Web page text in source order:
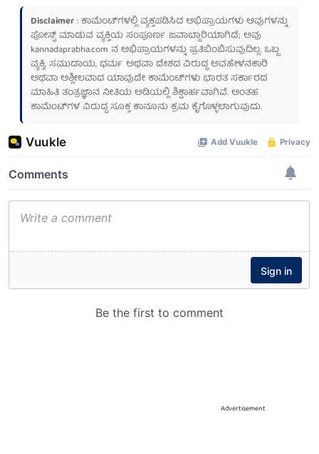
Disclaimer: ಕಾಮೆಂಟ್‌ಗಳಲ್ಲಿ ವ್ಯಕ್ತಪಡಿಸಿದ ಅಭಿಪ್ರಾಯಗಳು ಅವುಗಳನ್ನು
ಪೋಸ್ಟ್ ಮಾಡುವ ವ್ಯಕ್ತಿಯ ಸಂಪೂರ್ಣ ಜವಾಬ್ದಾರಿಯಾಗಿದೆ; ಅವು
kannadaprabha.com ನ ಅಭಿಪ್ರಾಯಗಳನ್ನು ಪ್ರತಿಬಿಂಬಿಸುವುದಿಲ್ಲ. ಒಬ್ಬ
ವ್ಯಕ್ತಿ, ಸಮುದಾಯ, ಧರ್ಮ ಅಥವಾ ದೇಶದ ವಿರುದ್ಧ ಅವಹೇಳನಕಾರಿ
ಅಥವಾ ಅಶ್ಲೀಲವಾದ ಯಾವುದೇ ಕಾಮೆಂಟ್‌ಗಳು ಭಾರತ ಸರ್ಕಾರದ
ಮಾಹಿತಿ ತಂತ್ರಜ್ಞಾನ ನೀತಿಯ ಅಡಿಯಲ್ಲಿ ಶಿಕ್ಷಾರ್ಹವಾಗಿವೆ. ಅಂತಹ
ಕಾಮೆಂಟ್‌ಗಳ ವಿರುದ್ಧ ಸೂಕ್ತ ಕಾನೂನು ಕ್ರಮ ಕೈಗೊಳ್ಳಲಾಗುವುದು.
Advertisement